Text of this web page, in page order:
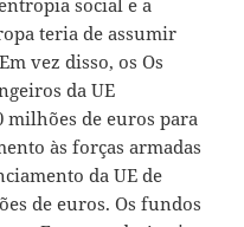
social e a
teria de assumir
vez disso, os Os
da UE
milhões de euros para
às forças armadas
da UE de
de euros. Os fundos